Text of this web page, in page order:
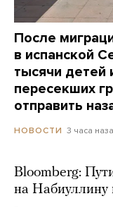
После
в испанской
тысячи детей
пересекших
отправить
НОВОСТИ 3 часа
Bloomberg:
на Набиуллину